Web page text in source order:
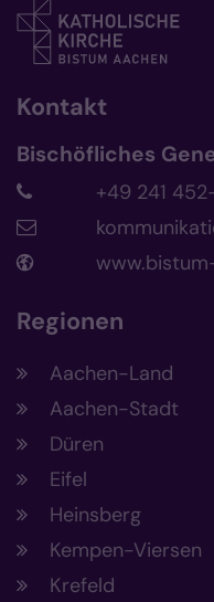
Kontakt
Bischöfliches
+49 241
Regionen
Aachen-Land
Aachen-Stadt
Düren
Eifel
Heinsberg
Kempen-Viersen
Krefeld